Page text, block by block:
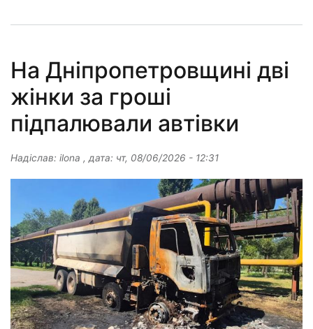
На Дніпропетровщині дві
жінки за гроші
підпалювали автівки
Надіслав: ilona , дата: чт, 08/06/2026 - 12:31